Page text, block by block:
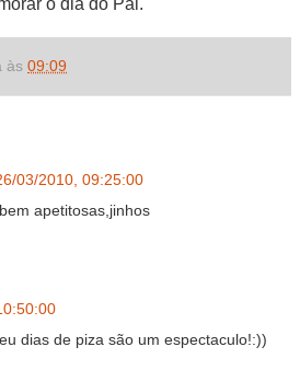
o dia do Pai.
às 09:09
03/2010, 09:25:00
apetitosas,jinhos
dias de piza são um espectaculo!:))